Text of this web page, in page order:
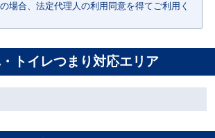
場合、法定代理人の利用同意を得てご利用く
トイレつまり対応エリア